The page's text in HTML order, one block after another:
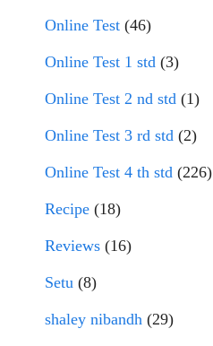
Online Test (46)
Online Test 1 std (3)
Online Test 2 nd std (1)
Online Test 3 rd std (2)
Online Test 4 th std (226)
Recipe (18)
Reviews (16)
Setu (8)
shaley nibandh (29)